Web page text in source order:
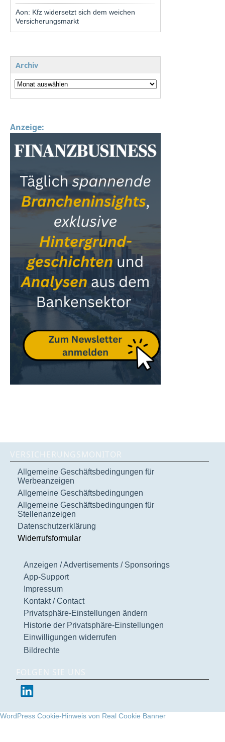
Aon: Kfz widersetzt sich dem weichen
Versicherungsmarkt
Archiv
Anzeige:
VERSICHERUNGSMONITOR
Allgemeine Geschäftsbedingungen für
Werbeanzeigen
Allgemeine Geschäftsbedingungen
Allgemeine Geschäftsbedingungen für
Stellenanzeigen
Datenschutzerklärung
Widerrufsformular
Anzeigen / Advertisements / Sponsorings
App-Support
Impressum
Kontakt / Contact
Privatsphäre-Einstellungen ändern
Historie der Privatsphäre-Einstellungen
Einwilligungen widerrufen
Bildrechte
FOLGEN SIE UNS
WordPress Cookie-Hinweis von Real Cookie Banner